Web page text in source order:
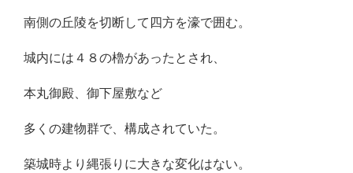
南側の丘陵を切断して四方を濠で囲む。
城内には４８の櫓があったとされ、
本丸御殿、御下屋敷など
多くの建物群で、構成されていた。
築城時より縄張りに大きな変化はない。